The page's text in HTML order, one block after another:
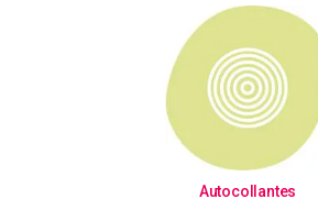
Autocollantes